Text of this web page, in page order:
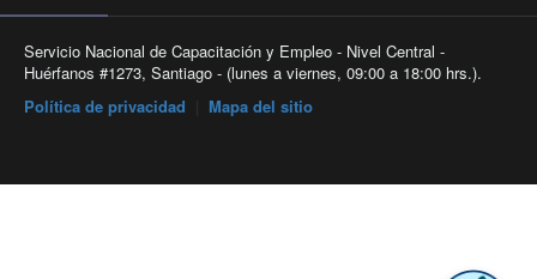
Servicio Nacional de Capacitación y Empleo - Nivel Central -
Huérfanos #1273, Santiago - (lunes a viernes, 09:00 a 18:00 hrs.).
Política de privacidad
Mapa del sitio